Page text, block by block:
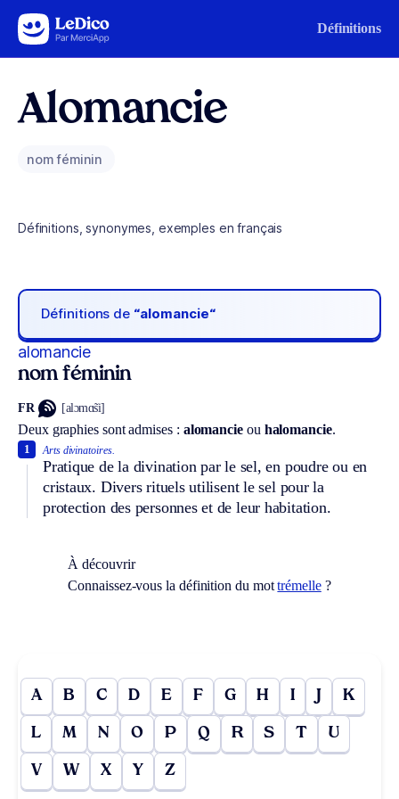
Aller au contenu Définitions
Alomancie
nom féminin
Définitions, synonymes, exemples en français
Définitions de “alomancie“
alomancie
nom féminin
FR [alɔmɑ̃si]
Deux graphies sont admises : alomancieou halomancie.
Arts divinatoires.
Pratique de la divination par le sel, en poudre ou en
cristaux. Divers rituels utilisent le sel pour la
protection des personnes et de leur habitation.
1
À découvrir
Connaissez-vous la définition du mottrémelle?
A B C D E F G H I J K
L M N O P Q R S T U
V W X Y Z